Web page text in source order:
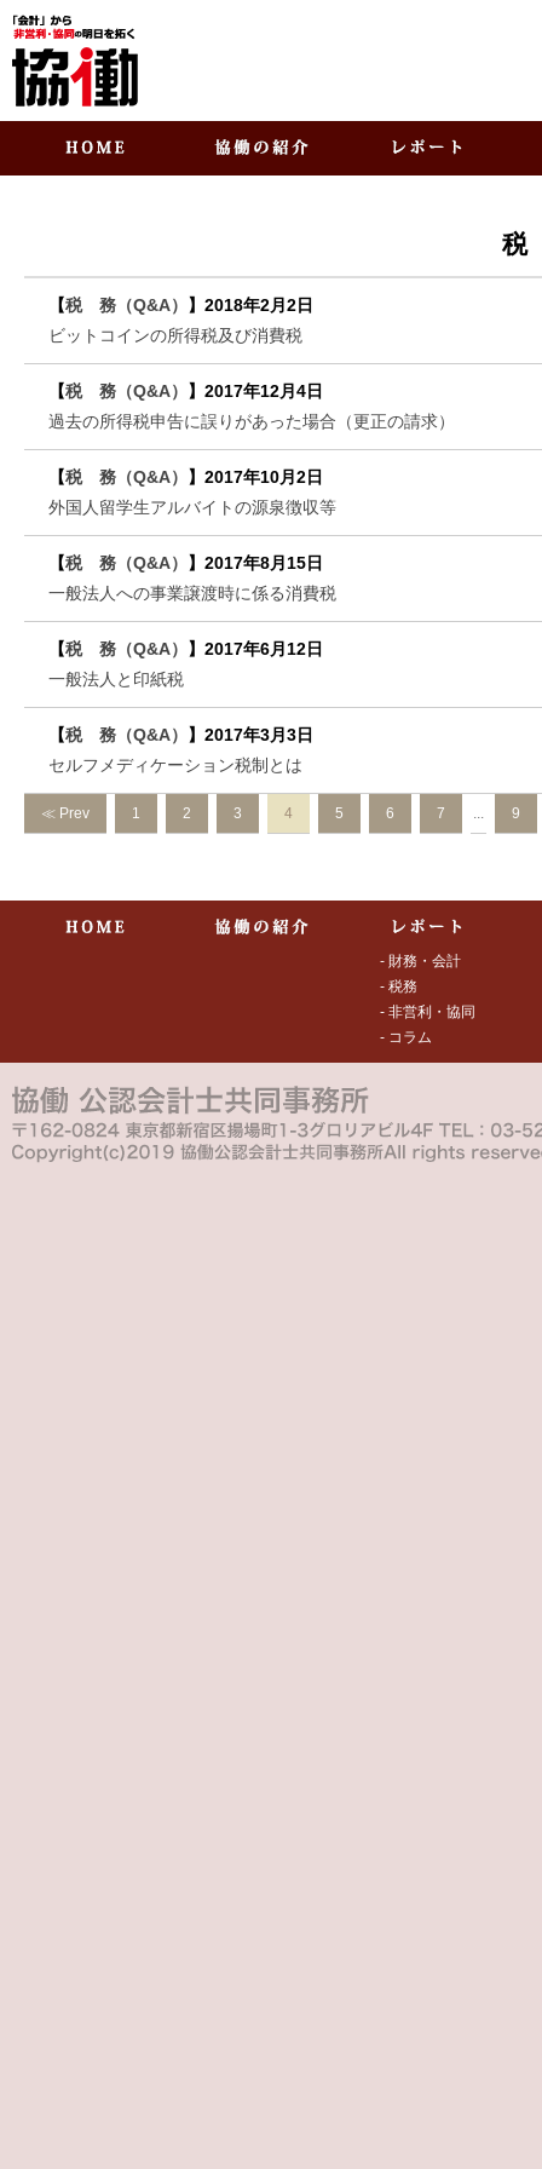
税
【税 務（Q&A） 】 2018年2月2日
ビットコインの所得税及び消費税
【税 務（Q&A） 】 2017年12月4日
過去の所得税申告に誤りがあった場合（更正の請求）
【税 務（Q&A） 】 2017年10月2日
外国人留学生アルバイトの源泉徴収等
【税 務（Q&A） 】 2017年8月15日
一般法人への事業譲渡時に係る消費税
【税 務（Q&A） 】 2017年6月12日
一般法人と印紙税
【税 務（Q&A） 】 2017年3月3日
セルフメディケーション税制とは
≪ Prev 1 2 3 4 5 6 7 ... 9
- 財務・会計
- 税務
- 非営利・協同
- コラム